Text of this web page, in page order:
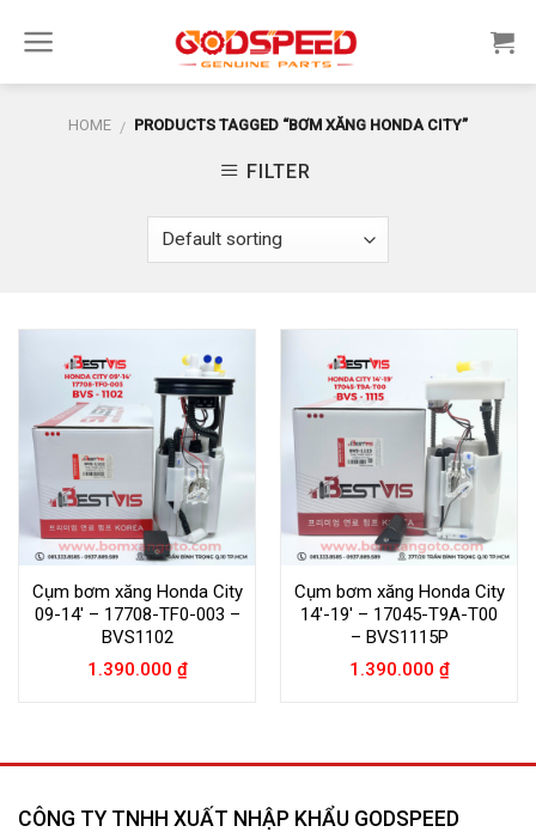
HOME / PRODUCTS TAGGED “BƠM XĂNG HONDA CITY”
FILTER
Cụm bơm xăng Honda City
09-14′ – 17708-TF0-003 –
BVS1102
1.390.000 ₫
Cụm bơm xăng Honda City
14′-19′ – 17045-T9A-T00
– BVS1115P
1.390.000 ₫
CÔNG TY TNHH XUẤT NHẬP KHẨU GODSPEED